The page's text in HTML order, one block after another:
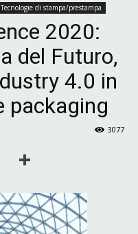
Tecnologie di stampa/prestampa
2020:
del Futuro,
4.0 in
packaging
3077